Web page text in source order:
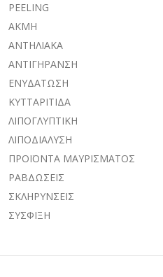
PEELING
ΑΚΜΗ
ΑΝΤΗΛΙΑΚΑ
ΑΝΤΙΓΗΡΑΝΣΗ
ΕΝΥΔΑΤΩΣΗ
ΚΥΤΤΑΡΙΤΙΔΑ
ΛΙΠΟΓΛΥΠΤΙΚΗ
ΛΙΠΟΔΙΑΛΥΣΗ
ΠΡΟΪΟΝΤΑ ΜΑΥΡΙΣΜΑΤΟΣ
ΡΑΒΔΩΣΕΙΣ
ΣΚΛΗΡΥΝΣΕΙΣ
ΣΥΣΦΙΞΗ